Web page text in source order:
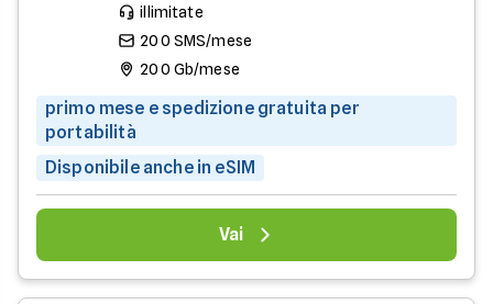
illimitate
200 SMS/mese
200 Gb/mese
primo mese e spedizione gratuita per
portabilità
Disponibile anche in eSIM
Vai